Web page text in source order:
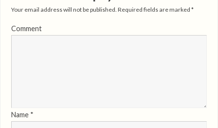
Your email address will not be published. Required fields are marked *
Comment
Name *